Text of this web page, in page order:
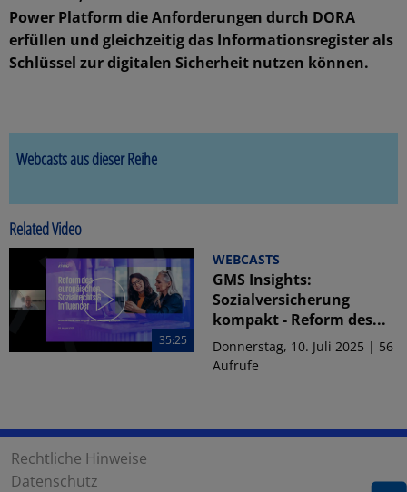
Power Platform die Anforderungen durch DORA
erfüllen und gleichzeitig das Informationsregister als
Schlüssel zur digitalen Sicherheit nutzen können.
Webcasts aus dieser Reihe
Related Video
35:25
WEBCASTS
GMS Insights:
Sozialversicherung
kompakt - Reform des...
Donnerstag, 10. Juli 2025 | 56
Aufrufe
Rechtliche Hinweise
Datenschutz